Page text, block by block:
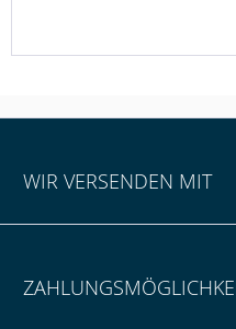
WIR VERSENDEN MIT